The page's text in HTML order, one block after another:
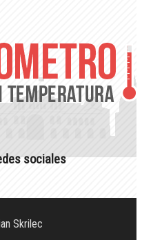
sociales
Skrilec